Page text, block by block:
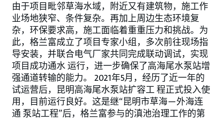
由于项目毗邻草海水域，附近又有建筑物，施工作
业场地狭窄、条件复杂。再加上周边生态环境复
杂，环保要求高，施工面临着重重压力和挑战。为
此，格兰富成立了项目专家小组，多次前往现场指
导安装，并联合电气厂家共同完成联动调试，实现
项目成功通水 运行，进一步确保了高海尾水泵站增
强通道转输的能力。 2021年5月，经历了近一年的
试运营后，昆明高海尾水泵站扩容工 程正式投入使
用，目前运行良好。这是继“昆明市草海—外海连
通 泵站工程”后，格兰富参与的滇池治理工作的第